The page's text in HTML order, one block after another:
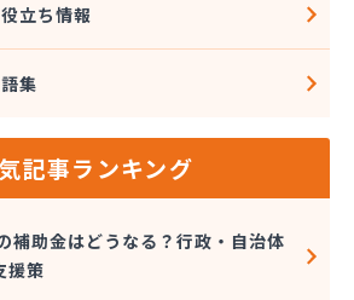
支店
原支店
ト
支店
立ち情報
集
記事ランキング
補助金はどうなる？行政・自治体
援策